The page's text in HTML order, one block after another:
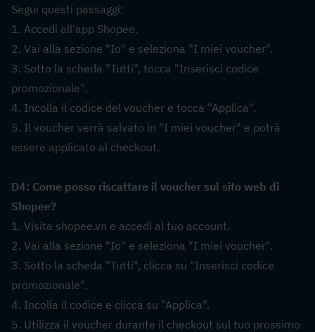
Segui questi passaggi:
1. Accedi all'app Shopee.
2. Vai alla sezione "Io" e seleziona "I miei voucher".
3. Sotto la scheda "Tutti", tocca "Inserisci codice
promozionale".
4. Incolla il codice del voucher e tocca "Applica".
5. Il voucher verrà salvato in "I miei voucher" e potrà
essere applicato al checkout.
D4: Come posso riscattare il voucher sul sito web di
Shopee?
1. Visita shopee.vn e accedi al tuo account.
2. Vai alla sezione "Io" e seleziona "I miei voucher".
3. Sotto la scheda "Tutti", clicca su "Inserisci codice
promozionale".
4. Incolla il codice e clicca su "Applica".
5. Utilizza il voucher durante il checkout sul tuo prossimo